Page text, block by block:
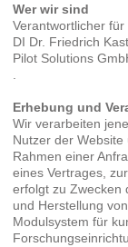
Wer wir sind
Verantwortlicher
DI Dr. Friedrich
Pilot Solutions
Erhebung und
Wir verarbeiten
Nutzer der
Rahmen einer
eines Vertrages,
erfolgt zu Zwecken
und Herstellung
Modulsystem für